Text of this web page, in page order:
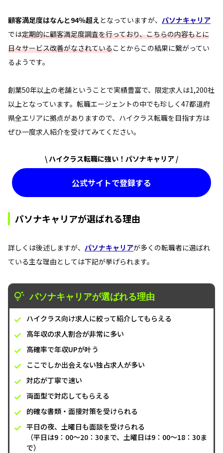
顧客満足度はなんと94％超えとなっていますが、 パソナキャリア
では定期的に顧客満足度調査を行っており、こちらの内容もとに
日々サービス改善がなされていることからこの結果に繋がってい
るようです。
創業50年以上の老舗ということで実績豊富で、限定求人は1,200社
以上となっています。転職エージェントの中でも珍しく47都道府
県全エリアに拠点がありますので、ハイクラス転職を目指す方は
ぜひ一度求人紹介を受けてみてください。
\ ハイクラス転職に強い！パソナキャリア /
公式サイトで登録する
パソナキャリアが選ばれる理由
詳しくは後述しますが、 パソナキャリアが多くの転職者に選ばれ
ている主な理由としては下記が挙げられます。
パソナキャリアが選ばれる理由
ハイクラス向け求人に絞って紹介してもらえる
高年収の求人割合が非常に多い
高確率で年収UPが叶う
ここでしか出会えない独占求人が多い
対応が丁寧で速い
両面型で対応してもらえる
的確な書類・面接対策を受けられる
平日の夜、土曜日も面談を受けられる
（平日は9：00～20：30まで、土曜日は9：00～18：30ま
で）